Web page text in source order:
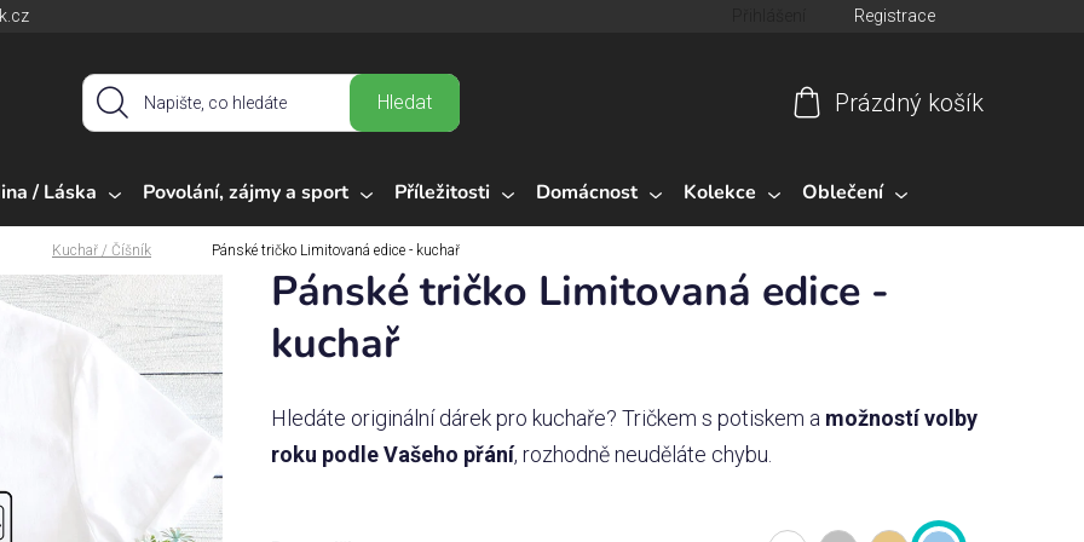
Registrace
Hledat
košík
Prázdný košík
/ Láska Povolání, zájmy a sport Příležitosti Domácnost Kolekce Oblečení
Kuchař / Číšník Pánské tričko Limitovaná edice - kuchař
Pánské tričko Limitovaná edice -
kuchař
Hledáte originální dárek pro kuchaře? Tričkem s potiskem a možností volby
roku podle Vašeho přání, rozhodně neuděláte chybu.